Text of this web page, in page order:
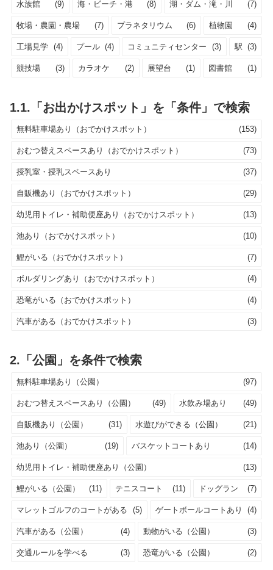
水族館 (9) 海・ビーチ・港 (8) 湖・ダム・滝・川 (7)
牧場・農園・農場 (7) プラネタリウム (6) 植物園 (4)
工場見学 (4) プール (4) コミュニティセンター (3) 駅 (3)
競技場 (3) カラオケ (2) 展望台 (1) 図書館 (1)
1.1.「お出かけスポット」を「条件」で検索
無料駐車場あり（おでかけスポット） (153)
おむつ替えスペースあり（おでかけスポット） (73)
授乳室・授乳スペースあり (37)
自販機あり（おでかけスポット） (29)
幼児用トイレ・補助便座あり（おでかけスポット） (13)
池あり（おでかけスポット） (10)
鯉がいる（おでかけスポット） (7)
ボルダリングあり（おでかけスポット） (4)
恐竜がいる（おでかけスポット） (4)
汽車がある（おでかけスポット） (3)
2.「公園」を条件で検索
無料駐車場あり（公園） (97)
おむつ替えスペースあり（公園） (49) 水飲み場あり (49)
自販機あり（公園） (31) 水遊びができる（公園） (21)
池あり（公園） (19) バスケットコートあり (14)
幼児用トイレ・補助便座あり（公園） (13)
鯉がいる（公園） (11) テニスコート (11) ドッグラン (7)
マレットゴルフのコートがある (5) ゲートボールコートあり (4)
汽車がある（公園） (4) 動物がいる（公園） (3)
交通ルールを学べる (3) 恐竜がいる（公園） (2)